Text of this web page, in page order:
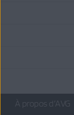
À propos d’AVG